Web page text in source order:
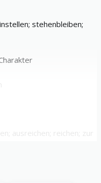
stehenbleiben;